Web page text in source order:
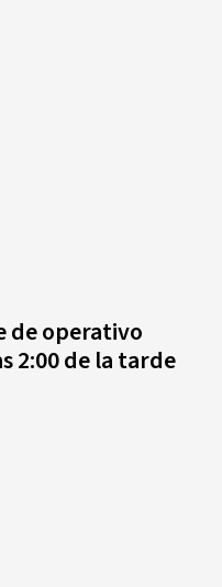
de operativo
2:00 de la tarde